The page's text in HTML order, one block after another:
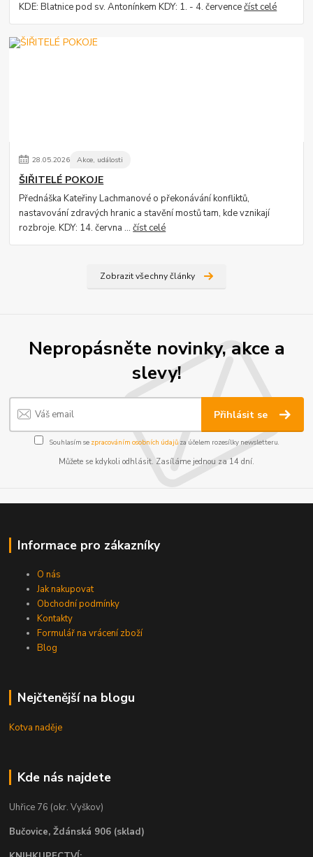
KDE: Blatnice pod sv. Antonínkem KDY: 1. - 4. červencečíst celé
28.05.2026 Akce, události
ŠIŘITELÉ POKOJE
Přednáška Kateřiny Lachmanové o překonávání konfliktů,
nastavování zdravých hranic a stavění mostů tam, kde vznikají
rozbroje. KDY: 14. června ...číst celé
Zobrazit všechny články
Nepropásněte novinky, akce a
slevy!
Přihlásit se
Souhlasím se zpracováním osobních údajůza účelem rozesílky newsletteru.
Můžete se kdykoli odhlásit. Zasíláme jednou za 14 dní.
Informace pro zákazníky
O nás
Jak nakupovat
Obchodní podmínky
Kontakty
Formulář na vrácení zboží
Blog
Nejčtenější na blogu
Kotva naděje
Kde nás najdete
Uhřice 76 (okr. Vyškov)
Bučovice, Ždánská 906 (sklad)